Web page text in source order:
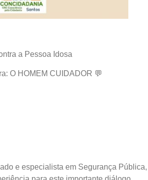
a Pessoa Idosa
O HOMEM CUIDADOR 💬
e especialista em Segurança Pública,